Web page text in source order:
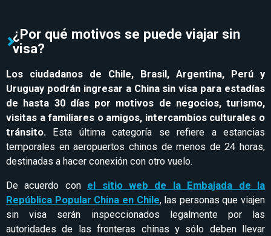
¿Por qué motivos se puede viajar sin
visa?
Los ciudadanos de Chile, Brasil, Argentina, Perú y
Uruguay podrán ingresar a China sin visa para estadías
de hasta 30 días por motivos de negocios, turismo,
visitas a familiares o amigos, intercambios culturales o
tránsito. Esta última categoría se refiere a estancias
temporales en aeropuertos chinos de menos de 24 horas,
destinadas a hacer conexión con otro vuelo.
De acuerdo con el sitio web de la Embajada de la
República Popular China en Chile, las personas que viajen
sin visa serán inspeccionados legalmente por las
autoridades de las fronteras chinas y sólo deben llevar